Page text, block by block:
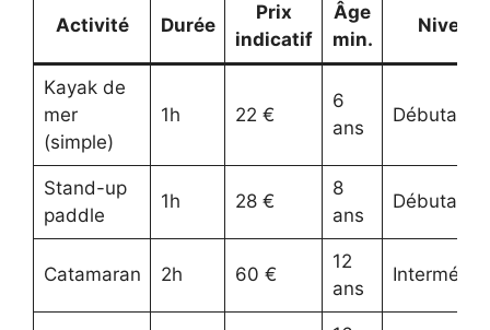
Activité Durée
Prix
indicatif
Âge
min.
Niveau
Kayak de
mer
(simple)
1h 22 €
6
ans
Débutant
Stand-up
paddle
1h 28 €
8
ans
Débutant
Catamaran 2h 60 €
12
ans